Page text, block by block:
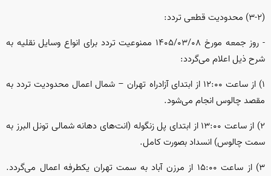
(۳-۲) محدودیت قطعی تردد:
- روز جمعه مورخ ۱۴۰۵/۰۳/۰۸ ممنوعیت تردد برای انواع وسایل نقلیه به
شرح ذیل اعلام می‌گردد:
۱) از ساعت ۱۲:۰۰ از ابتدای آزادراه تهران – شمال اعمال محدودیت تردد به
مقصد چالوس انجام می‌شود.
۲) از ساعت ۱۳:۰۰ از ابتدای پل زنگوله (انت‌های دهانه شمالی تونل البرز به
سمت چالوس) انسداد بصورت کامل.
۳) از ساعت ۱۵:۰۰ از مرزن آباد به سمت تهران یکطرفه اعمال می‌گردد.